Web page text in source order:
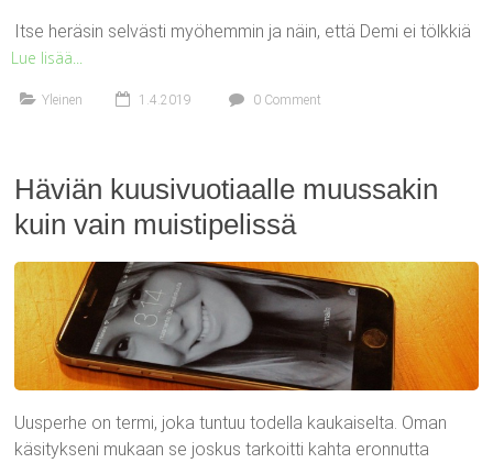
Itse heräsin selvästi myöhemmin ja näin, että Demi ei tölkkiä
Lue lisää...
Yleinen 1.4.2019 0 Comment
Häviän kuusivuotiaalle muussakin
kuin vain muistipelissä
Uusperhe on termi, joka tuntuu todella kaukaiselta. Oman
käsitykseni mukaan se joskus tarkoitti kahta eronnutta